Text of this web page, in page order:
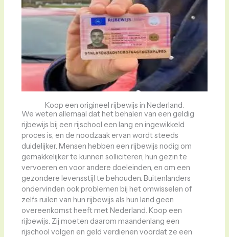
Koop een origineel rijbewijs in Nederland.
We weten allemaal dat het behalen van een geldig
rijbewijs bij een rijschool een lang en ingewikkeld
proces is, en de noodzaak ervan wordt steeds
duidelijker. Mensen hebben een rijbewijs nodig om
gemakkelijker te kunnen solliciteren, hun gezin te
vervoeren en voor andere doeleinden, en om een ​​
gezondere levensstijl te behouden. Buitenlanders
ondervinden ook problemen bij het omwisselen of
zelfs ruilen van hun rijbewijs als hun land geen
overeenkomst heeft met Nederland. Koop een
rijbewijs. Zij moeten daarom maandenlang een
rijschool volgen en geld verdienen voordat ze een